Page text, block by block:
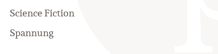
Science Fiction
Spannung